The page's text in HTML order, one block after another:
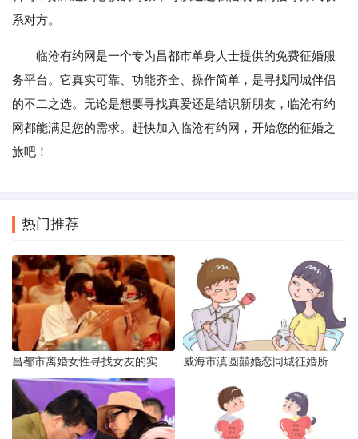
系对方。
临沧有约网是一个专为昌都市单身人士提供的免费征婚服
务平台。它真实可靠、功能齐全、操作简单，是寻找同城伴侣
的不二之选。无论是想要寻找真爱还是结识新朋友，临沧有约
网都能满足您的需求。赶快加入临沧有约网，开始您的征婚之
旅吧！
热门推荐